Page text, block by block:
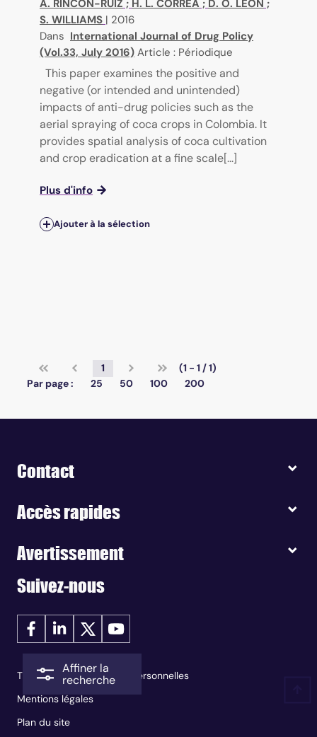
Affiner la
recherche
A. RINCON-RUIZ ; H. L. CORREA ; D. O. LEON ;
S. WILLIAMS | 2016
Dans International Journal of Drug Policy
(Vol.33, July 2016) Article : Périodique
This paper examines the positive and
negative (or intended and unintended)
impacts of anti-drug policies such as the
aerial spraying of coca crops in Colombia. It
provides spatial analysis of coca cultivation
and crop eradication at a fine scale[...]
Plus d'info
Ajouter à la sélection
1
(1 - 1 / 1)
Par page :
25 50 100 200
Contact
Accès rapides
Avertissement
Suivez-nous
Traitement des données personnelles
Mentions légales
Plan du site